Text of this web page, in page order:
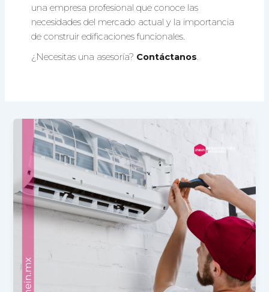
una empresa profesional que conoce las
necesidades del mercado actual y la importancia
de construir edificaciones funcionales.
¿Necesitas una asesoría? Contáctanos.